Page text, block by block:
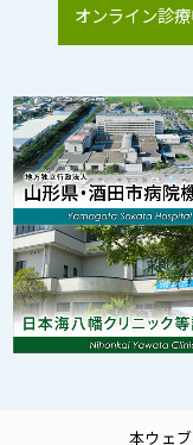
オンライン診
本ウェ